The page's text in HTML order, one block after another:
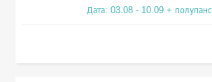
Дата: 03.08 - 10.09 +